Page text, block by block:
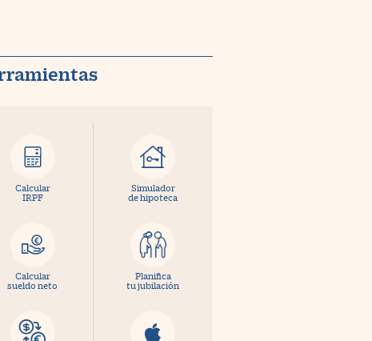
Calcular
IRPF
Simulador
de hipoteca
Calcular
sueldo neto
Planifica
tu jubilación